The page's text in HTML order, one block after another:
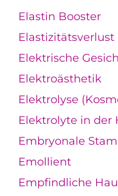
Elastin Booster
Elektrische
Elektroästhetik
Elektrolyse
Elektrolyte in der
Embryonale
Emollient
Empfindliche